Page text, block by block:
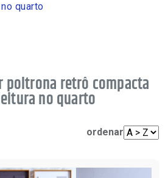
Reclinável
quarto
poltrona retrô compacta
no quarto
ordenar